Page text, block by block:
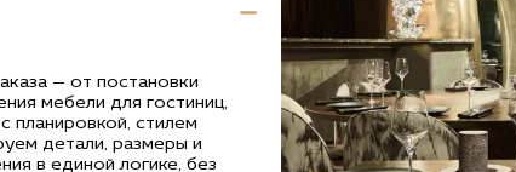
— от постановки
мебели для гостиниц,
планировкой, стилем
детали, размеры и
в единой логике, без